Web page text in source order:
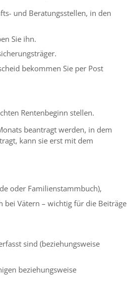
und Beratungsstellen, in den
Sie ihn.
bekommen Sie per Post
Rentenbeginn stellen.
beantragt werden, in dem
kann sie erst mit dem
oder Familienstammbuch),
bei Vätern – wichtig für die Beiträge
sind (beziehungsweise
beziehungsweise